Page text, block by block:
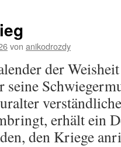
von anikodrozdy
der
erhält ein
den Kriege